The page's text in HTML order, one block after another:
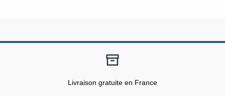
Livraison gratuite en France